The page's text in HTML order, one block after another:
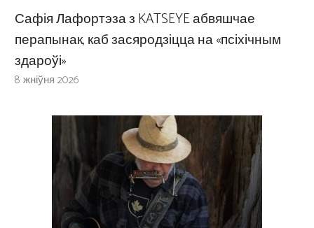
Сафія Лафортэза з KATSEYE абвяшчае
перапынак, каб засяродзіцца на «псіхічным
здароўі»
8 жніўня 2026